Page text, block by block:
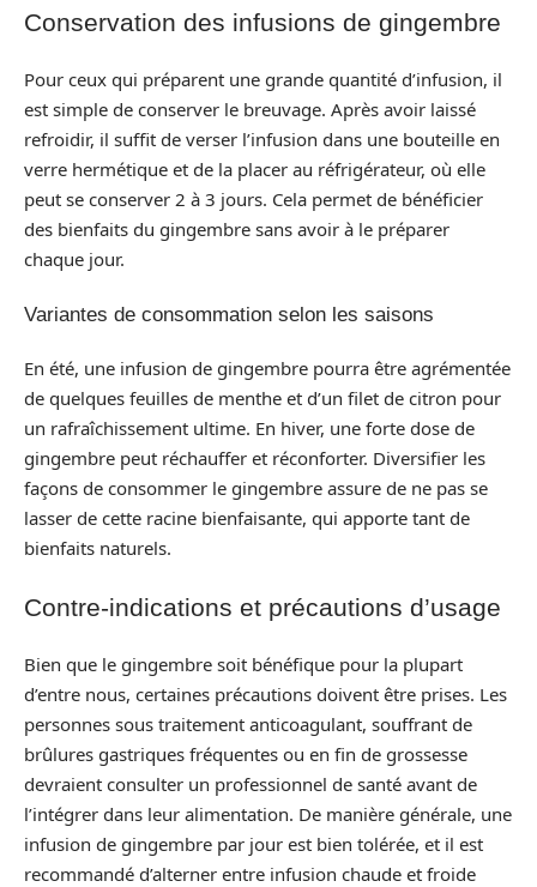
Conservation des infusions de gingembre
Pour ceux qui préparent une grande quantité d’infusion, il
est simple de conserver le breuvage. Après avoir laissé
refroidir, il suffit de verser l’infusion dans une bouteille en
verre hermétique et de la placer au réfrigérateur, où elle
peut se conserver 2 à 3 jours. Cela permet de bénéficier
des bienfaits du gingembre sans avoir à le préparer
chaque jour.
Variantes de consommation selon les saisons
En été, une infusion de gingembre pourra être agrémentée
de quelques feuilles de menthe et d’un filet de citron pour
un rafraîchissement ultime. En hiver, une forte dose de
gingembre peut réchauffer et réconforter. Diversifier les
façons de consommer le gingembre assure de ne pas se
lasser de cette racine bienfaisante, qui apporte tant de
bienfaits naturels.
Contre-indications et précautions d’usage
Bien que le gingembre soit bénéfique pour la plupart
d’entre nous, certaines précautions doivent être prises. Les
personnes sous traitement anticoagulant, souffrant de
brûlures gastriques fréquentes ou en fin de grossesse
devraient consulter un professionnel de santé avant de
l’intégrer dans leur alimentation. De manière générale, une
infusion de gingembre par jour est bien tolérée, et il est
recommandé d’alterner entre infusion chaude et froide